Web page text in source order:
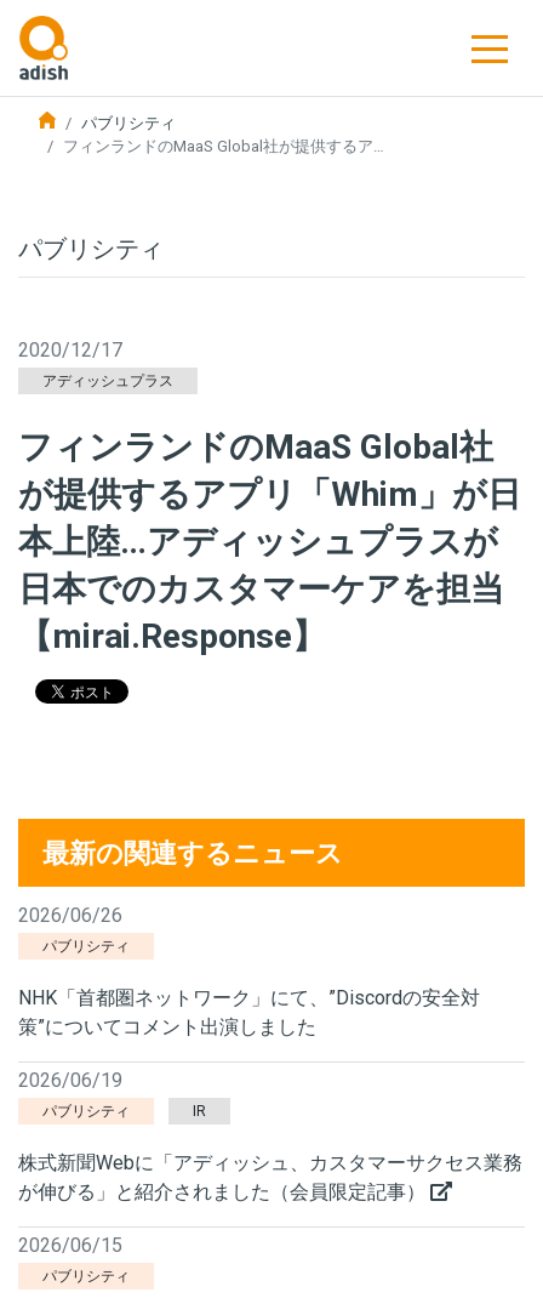
パブリシティ
フィンランドのMaaS Global社が提供するア…
パブリシティ
2020/12/17
アディッシュプラス
フィンランドのMaaS Global社
が提供するアプリ「Whim」が日
本上陸…アディッシュプラスが
日本でのカスタマーケアを担当
【mirai.Response】
最新の関連するニュース
2026/06/26
パブリシティ
NHK「首都圏ネットワーク」にて、”Discordの安全対
策”についてコメント出演しました
2026/06/19
パブリシティ IR
株式新聞Webに「アディッシュ、カスタマーサクセス業務
が伸びる」と紹介されました（会員限定記事）
2026/06/15
パブリシティ